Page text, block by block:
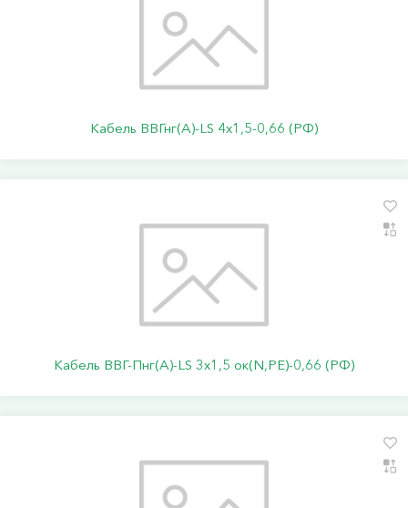
Кабель ВВГнг(А)-LS 4х1,5-0,66 (РФ)
Кабель ВВГ-Пнг(А)-LS 3х1,5 ок(N,PE)-0,66 (РФ)